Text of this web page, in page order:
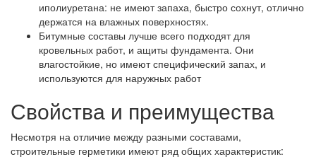
иполиуретана: не имеют запаха, быстро сохнут, отлично
держатся на влажных поверхностях.
Битумные составы лучше всего подходят для
кровельных работ, и ащиты фундамента. Они
влагостойкие, но имеют специфический запах, и
используются для наружных работ
Свойства и преимущества
Несмотря на отличие между разными составами,
строительные герметики имеют ряд общих характеристик: